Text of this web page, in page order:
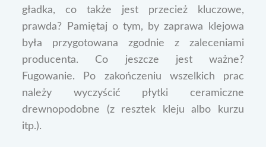
gładka, co także jest przecież kluczowe,
prawda? Pamiętaj o tym, by zaprawa klejowa
była przygotowana zgodnie z zaleceniami
producenta. Co jeszcze jest ważne?
Fugowanie. Po zakończeniu wszelkich prac
należy wyczyścić płytki ceramiczne
drewnopodobne (z resztek kleju albo kurzu
itp.).